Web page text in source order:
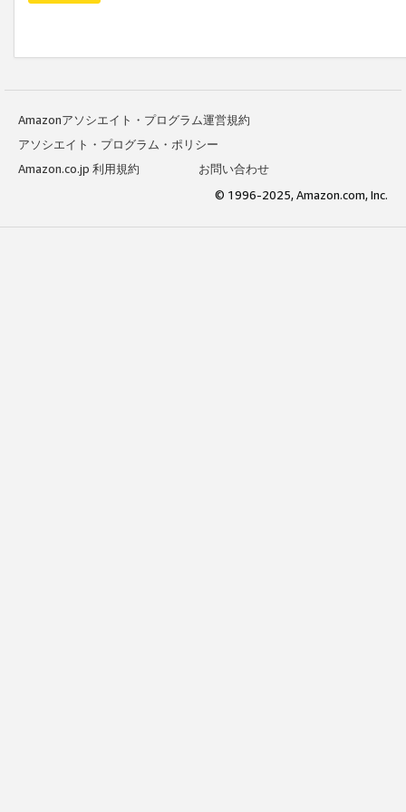
Amazonアソシエイト・プログラム運営規約
アソシエイト・プログラム・ポリシー
Amazon.co.jp 利用規約
お問い合わせ
© 1996-2025, Amazon.com, Inc.